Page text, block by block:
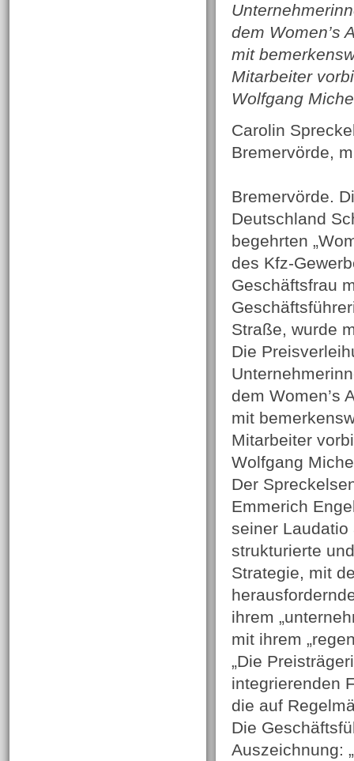
dem Women’s
mit
Mitarbeiter
Wolfgang
Carolin
Bremervörde,
Bremervörde.
Deutschland
begehrten
des Kfz-
Geschäftsfrau
Straße, wurde
Die
dem Women’s
mit
Mitarbeiter
Wolfgang
Der
Emmerich
seiner
strukturierte
Strategie, mit
ihrem
mit ihrem
„Die
integrierenden
die auf
Die
Auszeichnung: